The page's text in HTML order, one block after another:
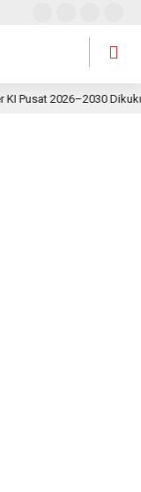
2026–2030